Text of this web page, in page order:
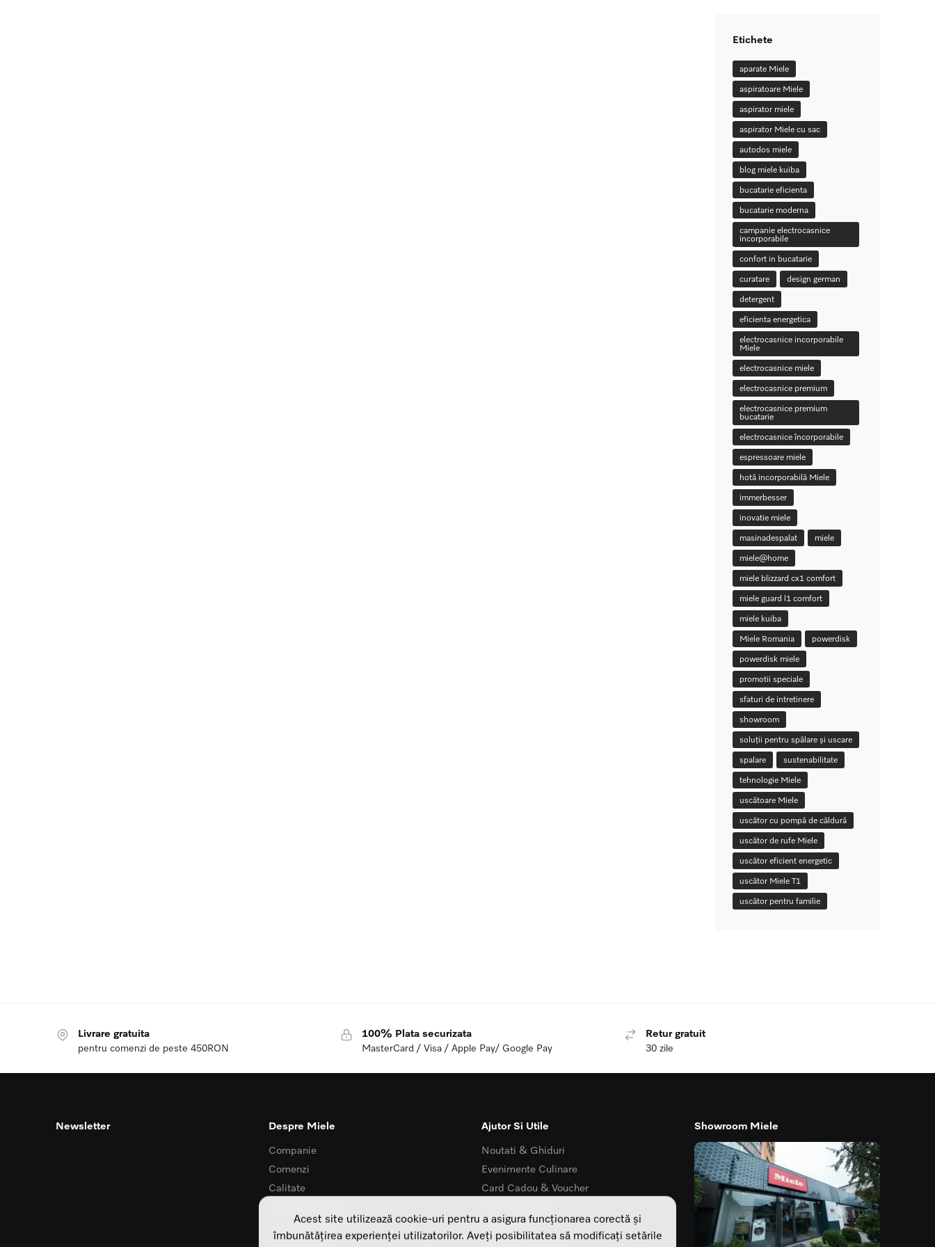
Etichete
aparate Miele
aspiratoare Miele
aspirator miele
aspirator Miele cu sac
autodos miele
blog miele kuiba
bucatarie eficienta
bucatarie moderna
campanie electrocasnice
incorporabile
confort in bucatarie
curatare
design german
detergent
eficienta energetica
electrocasnice incorporabile
Miele
electrocasnice miele
electrocasnice premium
electrocasnice premium
bucatarie
electrocasnice încorporabile
espressoare miele
hotă incorporabilă Miele
immerbesser
inovatie miele
masinadespalat
miele
miele@home
miele blizzard cx1 comfort
miele guard l1 comfort
miele kuiba
Miele Romania
powerdisk
powerdisk miele
promotii speciale
sfaturi de intretinere
showroom
soluții pentru spălare și uscare
spalare
sustenabilitate
tehnologie Miele
uscătoare Miele
uscător cu pompă de căldură
uscător de rufe Miele
uscător eficient energetic
uscător Miele T1
uscător pentru familie
Livrare gratuita
pentru comenzi de peste 450RON
100% Plata securizata
MasterCard / Visa / Apple Pay/ Google Pay
Retur gratuit
30 zile
Newsletter
Despre Miele
Companie
Comenzi
Calitate
Card myKuiba
Despre Kuiba
Ajutor Si Utile
Noutati & Ghiduri
Evenimente Culinare
Card Cadou & Voucher
Showroom
Termeni si conditii
Showroom Miele
Acest site utilizează cookie-uri pentru a asigura funcționarea corectă și
îmbunătățirea experienței utilizatorilor. Aveți posibilitatea să modificați setările